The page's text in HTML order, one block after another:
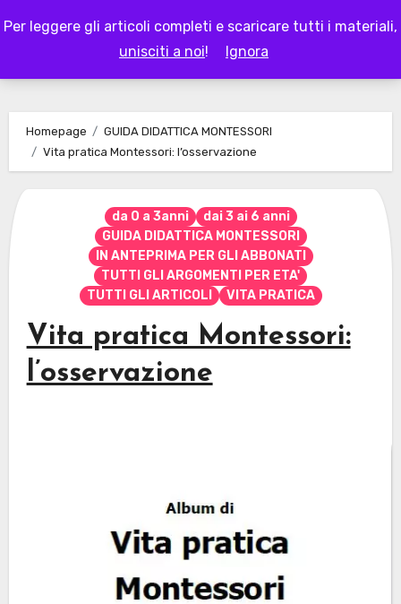
Per leggere gli articoli completi e scaricare tutti i materiali,
unisciti a noi! Ignora
to
LAPAPPADOLCE
Homepage
GUIDA DIDATTICA MONTESSORI
Vita pratica Montessori: l’osservazione
da 0 a 3anni
dai 3 ai 6 anni
GUIDA DIDATTICA MONTESSORI
IN ANTEPRIMA PER GLI ABBONATI
TUTTI GLI ARGOMENTI PER ETA'
TUTTI GLI ARTICOLI
VITA PRATICA
Vita pratica Montessori:
l’osservazione